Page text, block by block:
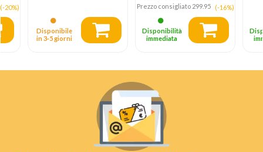
(-20%)
Disponibile
in 3‑5 giorni
Prezzo consigliato299.95 (-16%)
Disponibilità
immediata